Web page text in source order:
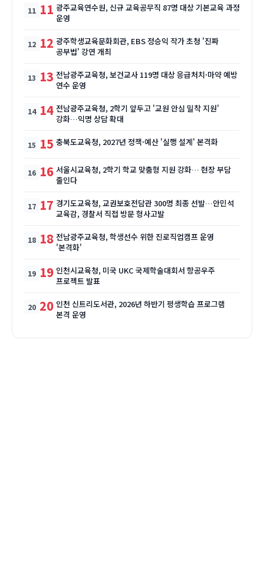
11 광주교육연수원, 신규 교육공무직 87명 대상 기본교육 과정
운영
12 광주학생교육문화회관, EBS 정승익 작가 초청 '진짜
공부법' 강연 개최
13 전남광주교육청, 보건교사 119명 대상 응급처치·마약 예방
연수 운영
14 전남광주교육청, 2학기 앞두고 '교원 안심 밀착 지원'
강화…익명 상담 확대
15 충북도교육청, 2027년 정책·예산 '실행 설계' 본격화
16 서울시교육청, 2학기 학교 맞춤형 지원 강화… 현장 부담
줄인다
17 경기도교육청, 교권보호전담관 300명 최종 선발…안민석
교육감, 경찰서 직접 방문 형사고발
18 전남광주교육청, 학생선수 위한 진로직업캠프 운영
'본격화'
19 인천시교육청, 미국 UKC 국제학술대회서 항공우주
프로젝트 발표
20 인천 신트리도서관, 2026년 하반기 평생학습 프로그램
본격 운영